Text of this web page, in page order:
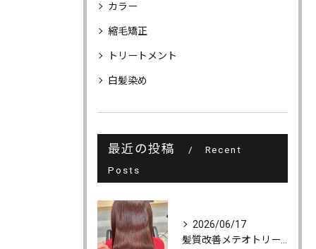
カラー
縮毛矯正
トリートメント
白髪染め
最近の投稿
Recent
Posts
2026/06/17